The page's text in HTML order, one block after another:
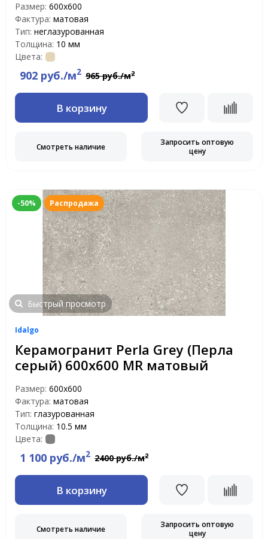
Размер: 600х600
Фактура: матовая
Тип: неглазурованная
Толщина: 10 мм
Цвета:
902 руб./м2 965 руб./м2
В корзину
Смотреть наличие
Запросить оптовую
цену
-50% Распродажа
Быстрый просмотр
Idalgo
Керамогранит Perla Grey (Перла
серый) 600х600 MR матовый
Размер: 600х600
Фактура: матовая
Тип: глазурованная
Толщина: 10.5 мм
Цвета:
1 100 руб./м2 2400 руб./м2
В корзину
Смотреть наличие
Запросить оптовую
цену